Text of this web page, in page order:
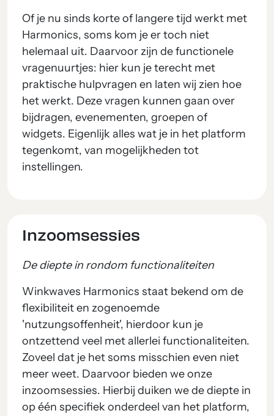
Of je nu sinds korte of langere tijd werkt met
Harmonics, soms kom je er toch niet
helemaal uit. Daarvoor zijn de functionele
vragenuurtjes: hier kun je terecht met
praktische hulpvragen en laten wij zien hoe
het werkt. Deze vragen kunnen gaan over
bijdragen, evenementen, groepen of
widgets. Eigenlijk alles wat je in het platform
tegenkomt, van mogelijkheden tot
instellingen.
Inzoomsessies
De diepte in rondom functionaliteiten
Winkwaves Harmonics staat bekend om de
flexibiliteit en zogenoemde
'nutzungsoffenheit', hierdoor kun je
ontzettend veel met allerlei functionaliteiten.
Zoveel dat je het soms misschien even niet
meer weet. Daarvoor bieden we onze
inzoomsessies. Hierbij duiken we de diepte in
op één specifiek onderdeel van het platform,